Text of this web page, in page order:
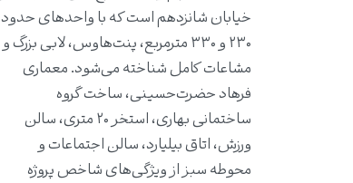
خیابان شانزدهم است که با واحدهای حدود
۲۳۰ و ۳۳۰ مترمربع، پنت‌هاوس، لابی بزرگ و
مشاعات کامل شناخته می‌شود. معماری
فرهاد حضرت‌حسینی، ساخت گروه
ساختمانی بهاری، استخر ۲۰ متری، سالن
ورزش، اتاق بیلیارد، سالن اجتماعات و
محوطه سبز از ویژگی‌های شاخص پروژه